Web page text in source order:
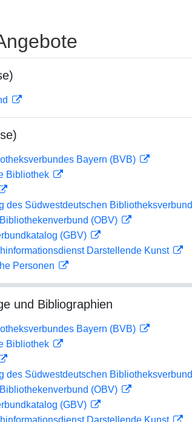
Bayern (BVB)
Bibliothek
des Südwestdeutschen
(OBV)
(GBV)
Darstellende Kunst
Personen
und Bibliographien
Bayern (BVB)
Bibliothek
des Südwestdeutschen
(OBV)
(GBV)
Darstellende Kunst